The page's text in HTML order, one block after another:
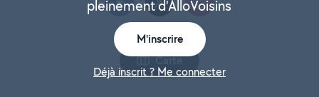
Carte
pleinement d'AlloVoisins
M'inscrire
Déjà inscrit ? Me connecter